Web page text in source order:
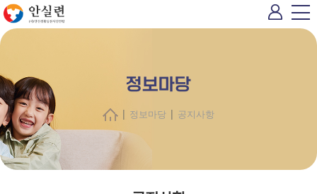
정보마당
| 정보마당 | 공지사항